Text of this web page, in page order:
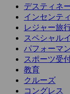
デスティネ
インセンテ
レジャー旅
スペシャル
パフォーマ
スポーツ受
教育
クルーズ
コングレス